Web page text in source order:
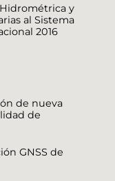
y
al Sistema
2016
de nueva
de
GNSS de